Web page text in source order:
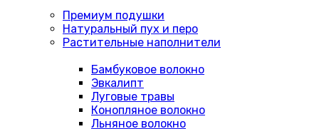
Премиум подушки
Натуральный пух и перо
Растительные наполнители
Бамбуковое волокно
Эвкалипт
Луговые травы
Конопляное волокно
Льняное волокно